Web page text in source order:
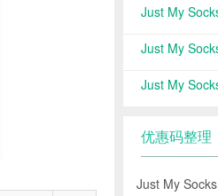
Just My
Just My
Just My
优惠码整理
Just My Socks